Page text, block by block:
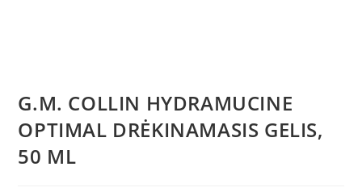
G.M. COLLIN HYDRAMUCINE
OPTIMAL DRĖKINAMASIS GELIS,
50 ML